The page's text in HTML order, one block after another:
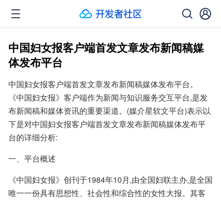
中国妇女报客户端首发文章发布新闻稿媒
体发布平台
中国妇女报客户端首发文章发布新闻稿媒体发布平台。
《中国妇女报》客户端作为新闻与知识服务交互平台,是发
布新闻稿和媒体资讯的重要渠道。(媒介星软文平台)表示以
下是对中国妇女报客户端首发文章发布新闻稿媒体发布平
台的详细分析:
一、平台概述
《中国妇女报》创刊于1984年10月,由全国妇联主办,是全国
唯一一份具有思想性、社会性和综合性的女性大报。其客